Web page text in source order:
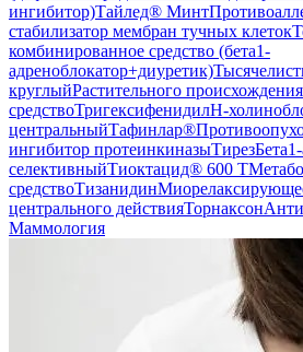
ингибитор)Тайлед® Минт
стабилизатор мембран тучных клеток
комбинированное средство (бета1-
адреноблокатор+диуретик)
круглыйРастительного происхождения
средствоТригексифенидилН-
центральныйТафинлар®
ингибитор протеинкиназыТирез
селективныйТиоктацид® 600 Т
средствоТизанидин
центрального действияТорнаксон
Маммология